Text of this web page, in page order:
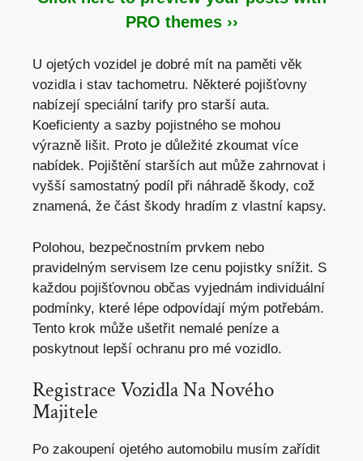
PRO themes ››
U ojetých vozidel je dobré mít na paměti věk
vozidla i stav tachometru. Některé pojišťovny
nabízejí speciální tarify pro starší auta.
Koeficienty a sazby pojistného se mohou
výrazně lišit. Proto je důležité zkoumat více
nabídek. Pojištění starších aut může zahrnovat i
vyšší samostatný podíl při náhradě škody, což
znamená, že část škody hradím z vlastní kapsy.
Polohou, bezpečnostním prvkem nebo
pravidelným servisem lze cenu pojistky snížit. S
každou pojišťovnou občas vyjednám individuální
podmínky, které lépe odpovídají mým potřebám.
Tento krok může ušetřit nemalé peníze a
poskytnout lepší ochranu pro mé vozidlo.
Registrace Vozidla Na Nového
Majitele
Po zakoupení ojetého automobilu musím zařídit